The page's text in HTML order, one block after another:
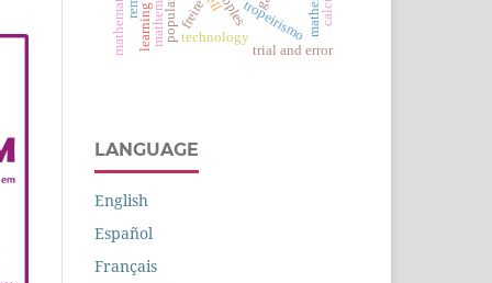
tropeirismo
technology
trial and error
freire
LANGUAGE
English
Español
Français